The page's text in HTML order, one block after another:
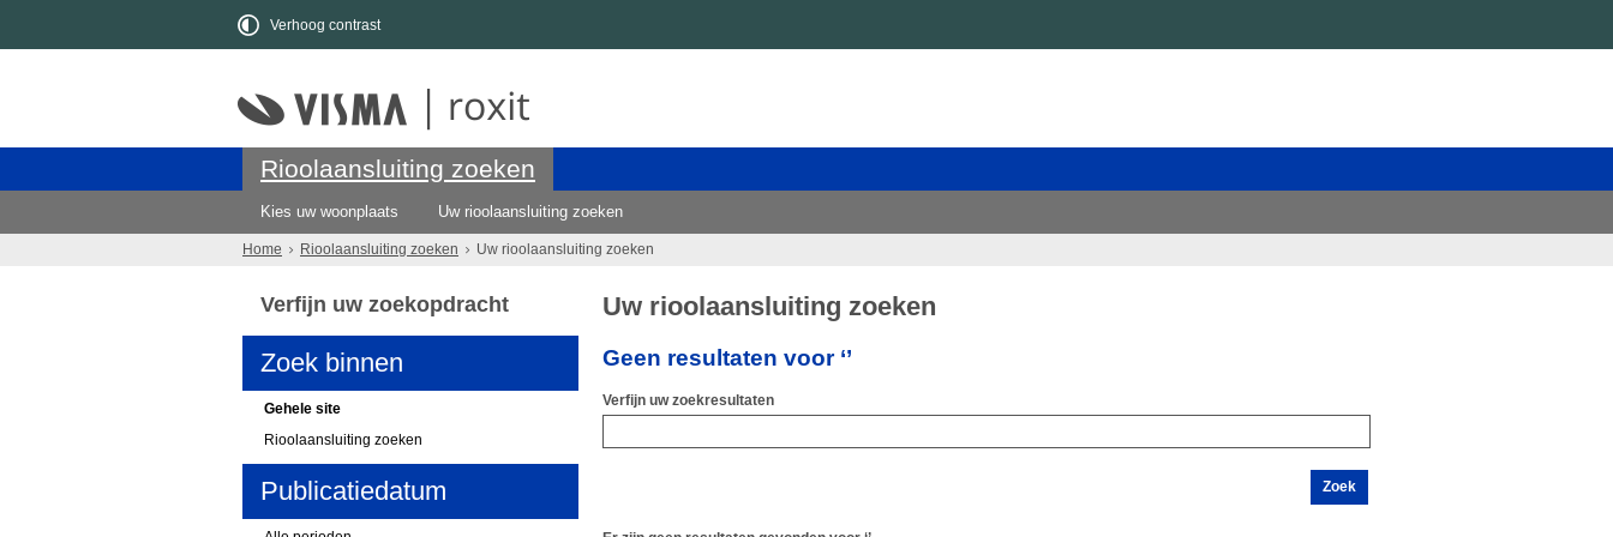
Verhoog contrast
Rioolaansluiting zoeken
Kies uw woonplaats Uw rioolaansluiting zoeken
Home Rioolaansluiting zoeken Uw rioolaansluiting zoeken
Uw rioolaansluiting zoeken
Geen resultaten voor ‘’
Verfijn uw zoekresultaten
Verfijn uw zoekopdracht
Zoek binnen
Gehele site
Rioolaansluiting zoeken
Publicatiedatum